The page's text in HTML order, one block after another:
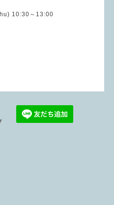
10:30～13:00